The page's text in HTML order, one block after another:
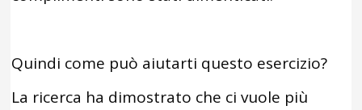
Quindi come può aiutarti questo esercizio?
La ricerca ha dimostrato che ci vuole più